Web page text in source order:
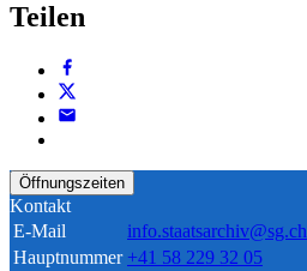
Teilen
Öffnungszeiten
Kontakt
E-Mail
info.staatsarchiv@sg.ch
Hauptnummer +41 58 229 32 05